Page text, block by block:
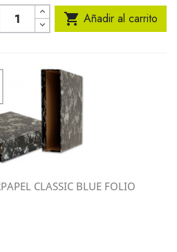
 Añadir al carrito
CLASSIC BLUE FOLIO